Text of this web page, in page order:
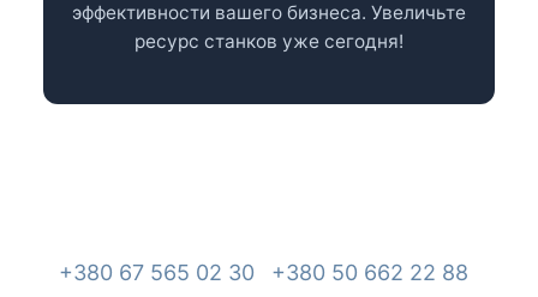
эффективности вашего бизнеса. Увеличьте
ресурс станков уже сегодня!
+380 67 565 02 30 +380 50 662 22 88